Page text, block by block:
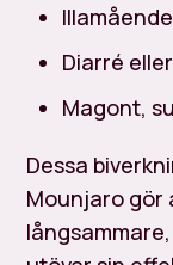
Illamående
Diarré
Magont,
Dessa
Mounjaro gör